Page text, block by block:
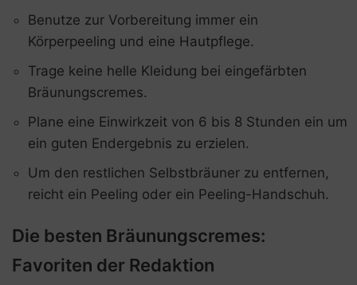
Benutze zur Vorbereitung immer ein
Körperpeeling und eine Hautpflege.
Trage keine helle Kleidung bei eingefärbten
Bräunungscremes.
Plane eine Einwirkzeit von 6 bis 8 Stunden ein um
ein guten Endergebnis zu erzielen.
Um den restlichen Selbstbräuner zu entfernen,
reicht ein Peeling oder ein Peeling-Handschuh.
Die besten Bräunungscremes:
Favoriten der Redaktion